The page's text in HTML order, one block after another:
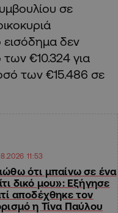
σε
εισόδημα δεν
€10.324 για
των €15.486 σε
11:53
ότι μπαίνω σε ένα
δικό μου»: Εξήγησε
αποδέχθηκε τον
η Τίνα Παύλου